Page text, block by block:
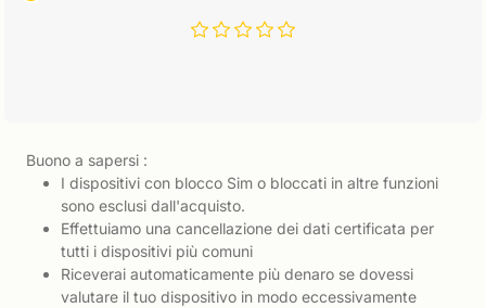
Buono a sapersi :
I dispositivi con blocco Sim o bloccati in altre funzioni
sono esclusi dall'acquisto.
Effettuiamo una cancellazione dei dati certificata per
tutti i dispositivi più comuni
Riceverai automaticamente più denaro se dovessi
valutare il tuo dispositivo in modo eccessivamente